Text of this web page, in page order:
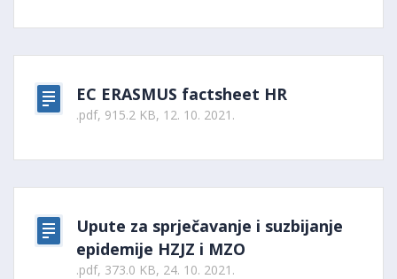
EC ERASMUS factsheet HR
.pdf, 915.2 KB, 12. 10. 2021.
Upute za sprječavanje i suzbijanje
epidemije HZJZ i MZO
.pdf, 373.0 KB, 24. 10. 2021.